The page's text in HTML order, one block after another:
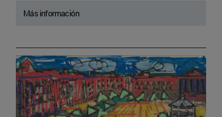
Más información